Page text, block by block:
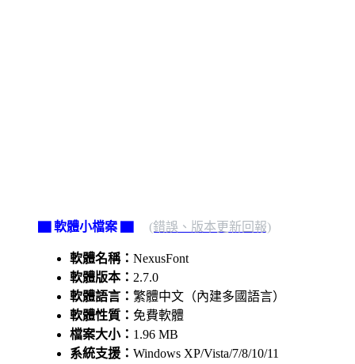
▇ 軟體小檔案 ▇ (錯誤、版本更新回報)
軟體名稱： NexusFont
軟體版本： 2.7.0
軟體語言： 繁體中文（內建多國語言）
軟體性質： 免費軟體
檔案大小： 1.96 MB
系統支援： Windows XP/Vista/7/8/10/11